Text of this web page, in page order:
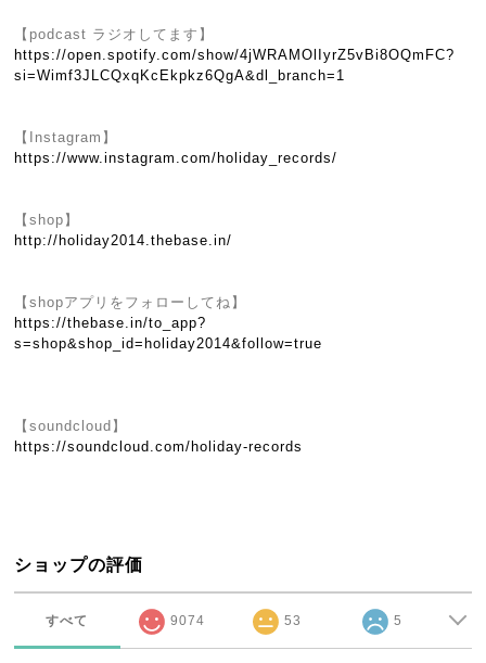
【podcast ラジオしてます】
https://open.spotify.com/show/4jWRAMOlIyrZ5vBi8OQmFC?
si=Wimf3JLCQxqKcEkpkz6QgA&dl_branch=1
【Instagram】
https://www.instagram.com/holiday_records/
【shop】
http://holiday2014.thebase.in/
【shopアプリをフォローしてね】
https://thebase.in/to_app?
s=shop&shop_id=holiday2014&follow=true
【soundcloud】
https://soundcloud.com/holiday-records
ショップの評価
すべて 9074 53 5